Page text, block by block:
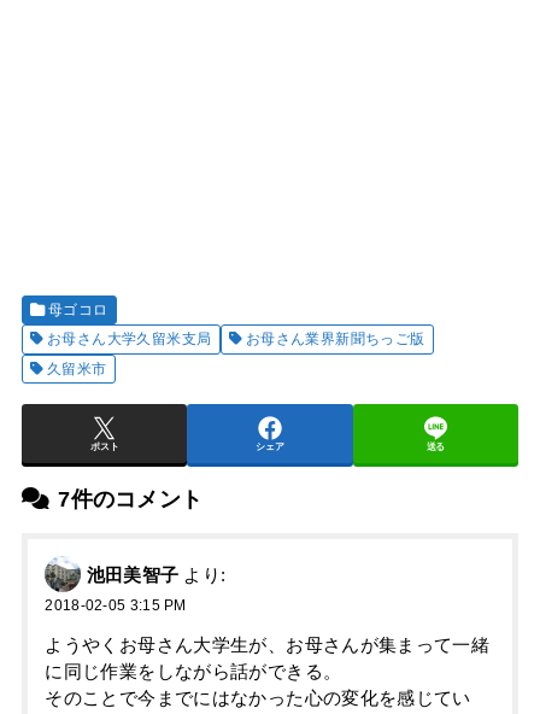
母ゴコロ
お母さん大学久留米支局
お母さん業界新聞ちっご版
久留米市
ポスト シェア 送る
7件のコメント
池田美智子 より:
2018-02-05 3:15 PM
ようやくお母さん大学生が、お母さんが集まって一緒
に同じ作業をしながら話ができる。
そのことで今までにはなかった心の変化を感じてい